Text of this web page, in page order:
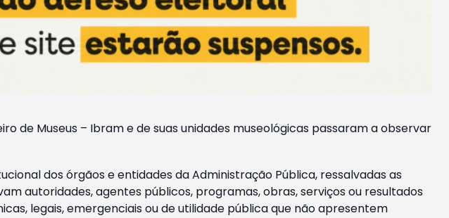
de Museus – Ibram e de suas unidades museológicas passaram a observar
dos órgãos e entidades da Administração Pública, ressalvadas as
autoridades, agentes públicos, programas, obras, serviços ou resultados
legais, emergenciais ou de utilidade pública que não apresentem